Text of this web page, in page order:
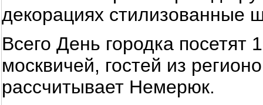
декорациях стилизованные
Всего День городка посетят
москвичей, гостей из
рассчитывает Немерюк.